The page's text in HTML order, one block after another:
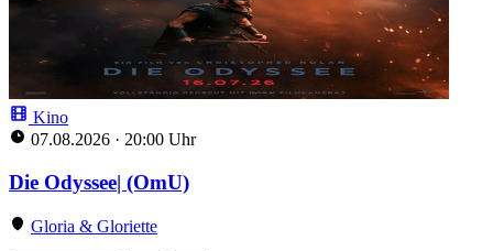
Kino
07.08.2026 · 20:00 Uhr
Die Odyssee| (OmU)
Gloria & Gloriette